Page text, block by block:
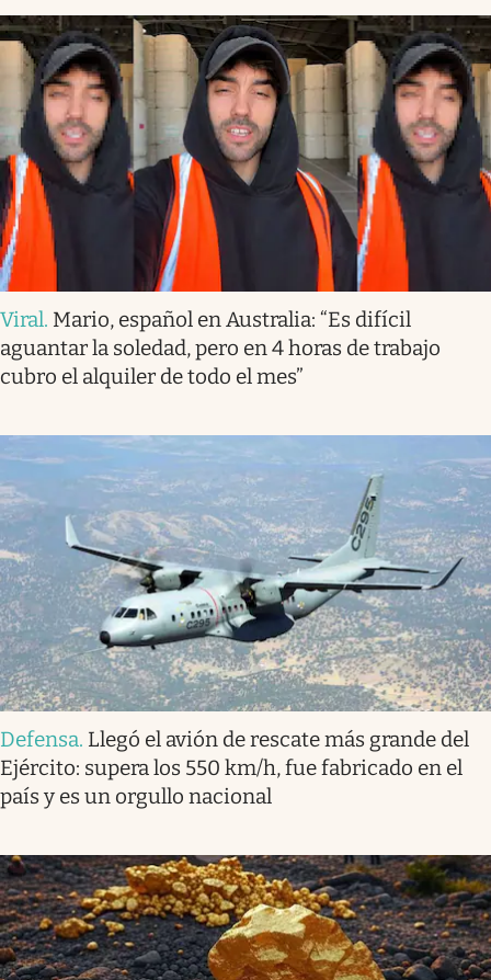
Viral. Mario, español en Australia: “Es difícil
aguantar la soledad, pero en 4 horas de trabajo
cubro el alquiler de todo el mes”
Defensa. Llegó el avión de rescate más grande del
Ejército: supera los 550 km/h, fue fabricado en el
país y es un orgullo nacional